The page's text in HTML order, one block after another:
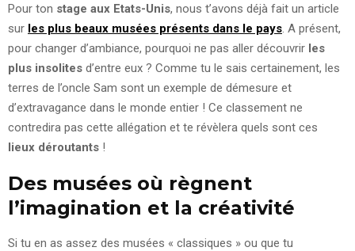
Pour ton stage aux Etats-Unis, nous t’avons déjà fait un article
sur les plus beaux musées présents dans le pays . A présent,
pour changer d’ambiance, pourquoi ne pas aller découvrir les
plus insolites d’entre eux ? Comme tu le sais certainement, les
terres de l’oncle Sam sont un exemple de démesure et
d’extravagance dans le monde entier ! Ce classement ne
contredira pas cette allégation et te révèlera quels sont ces
lieux déroutants !
Des musées où règnent
l’imagination et la créativité
Si tu en as assez des musées « classiques » ou que tu